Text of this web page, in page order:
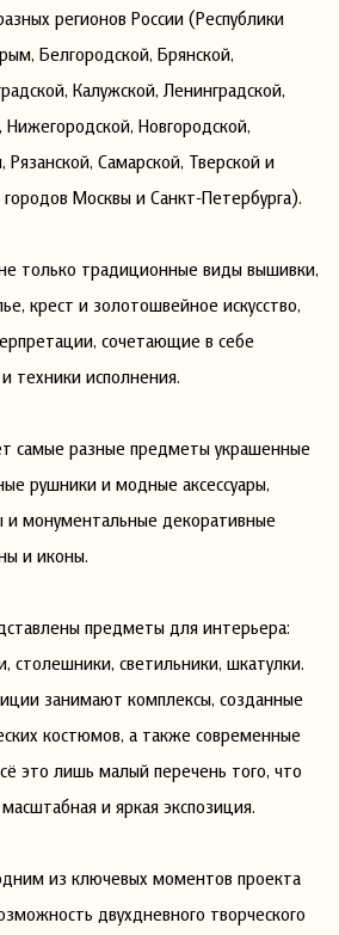
регионов России (Республики
Белгородской, Брянской,
Калужской, Ленинградской,
Новгородской,
Рязанской, Самарской, Тверской и
городов Москвы и Санкт-Петербурга).
только традиционные виды вышивки,
крест и золотошвейное искусство,
сочетающие в себе
техники исполнения.
самые разные предметы украшенные
рушники и модные аксессуары,
монументальные декоративные
и иконы.
предметы для интерьера:
столешники, светильники, шкатулки.
занимают комплексы, созданные
костюмов, а также современные
это лишь малый перечень того, что
и яркая экспозиция.
из ключевых моментов проекта
двухдневного творческого